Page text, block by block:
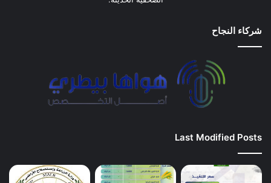
شركاء النجاح
Last Modified Posts